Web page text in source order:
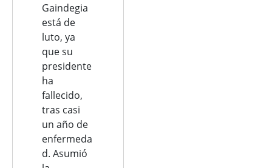
Gaindegia
está de
luto, ya
que su
presidente
ha
fallecido,
tras casi
un año de
enfermeda
d. Asumió